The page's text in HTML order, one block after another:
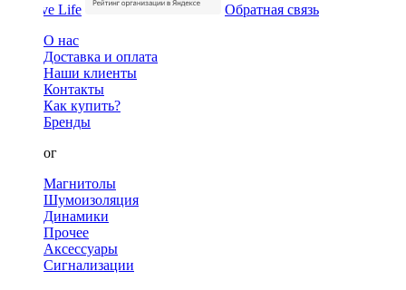
Обратная связь
О нас
Доставка и оплата
Наши клиенты
Контакты
Как купить?
Бренды
Каталог
Магнитолы
Шумоизоляция
Динамики
Прочее
Аксессуары
Сигнализации